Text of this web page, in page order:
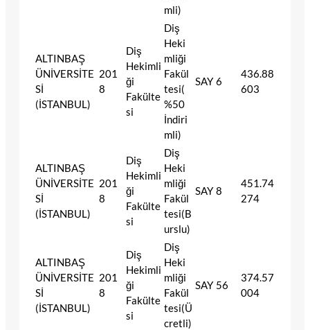
mli)
ALTINBAŞ
ÜNİVERSİTE
Sİ
(İSTANBUL)
201
8
Diş
Hekimli
ği
Fakülte
si
Diş
Heki
mliği
Fakül
tesi(
%50
İndiri
mli)
SAY 6
436.88
603
ALTINBAŞ
ÜNİVERSİTE
Sİ
(İSTANBUL)
201
8
Diş
Hekimli
ği
Fakülte
si
Diş
Heki
mliği
Fakül
tesi(B
urslu)
SAY 8
451.74
274
ALTINBAŞ
ÜNİVERSİTE
Sİ
(İSTANBUL)
201
8
Diş
Hekimli
ği
Fakülte
si
Diş
Heki
mliği
Fakül
tesi(Ü
cretli)
SAY 56
374.57
004